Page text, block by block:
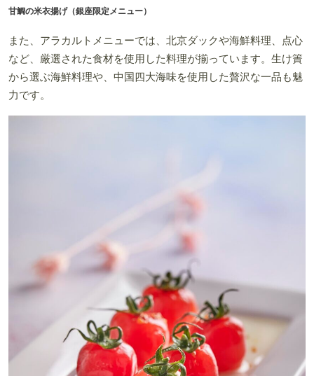
甘鯛の米衣揚げ（銀座限定メニュー）
また、アラカルトメニューでは、北京ダックや海鮮料理、点心
など、厳選された食材を使用した料理が揃っています。生け簀
から選ぶ海鮮料理や、中国四大海味を使用した贅沢な一品も魅
力です。